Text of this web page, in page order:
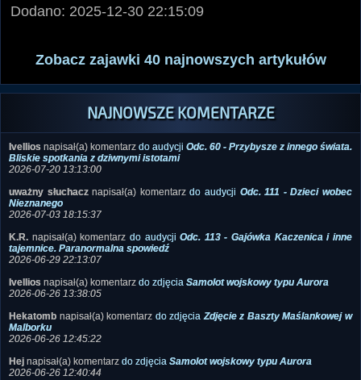
Dodano: 2025-12-30 22:15:09
Zobacz zajawki 40 najnowszych artykułów
NAJNOWSZE KOMENTARZE
Ivellios napisał(a) komentarz do audycji Odc. 60 - Przybysze z innego świata.
Bliskie spotkania z dziwnymi istotami
2026-07-20 13:13:00
uważny słuchacznapisał(a) komentarzdo audycji Odc. 111 - Dzieci wobec
Nieznanego
2026-07-03 18:15:37
K.R. napisał(a) komentarz do audycjiOdc. 113 - Gajówka Kaczenica i inne
tajemnice. Paranormalna spowiedź
2026-06-29 22:13:07
Ivellios napisał(a) komentarz do zdjęcia Samolot wojskowy typu Aurora
2026-06-26 13:38:05
Hekatomb napisał(a) komentarz do zdjęciaZdjęcie z Baszty Maślankowej w
Malborku
2026-06-26 12:45:22
Hej napisał(a) komentarz do zdjęcia Samolot wojskowy typu Aurora
2026-06-26 12:40:44